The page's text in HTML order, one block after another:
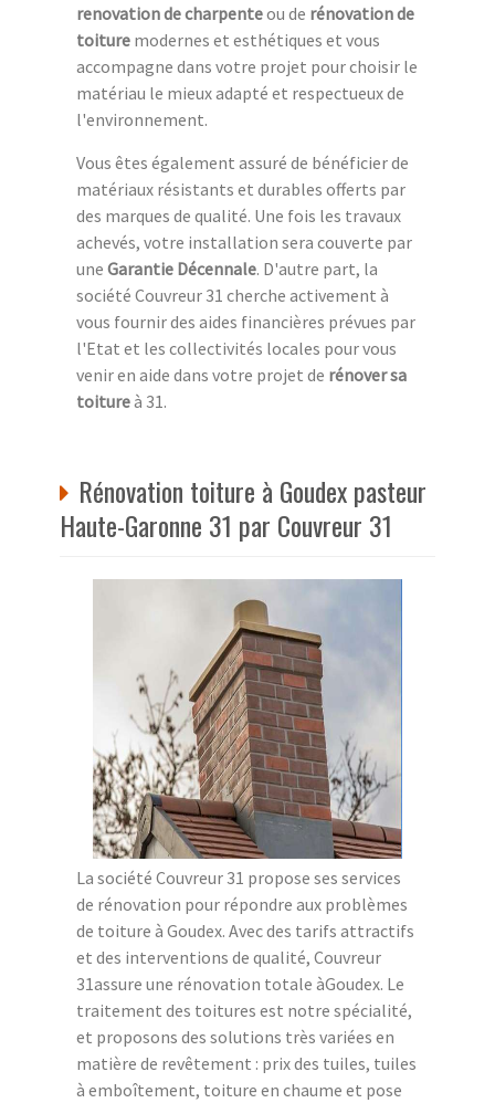
renovation de charpenteou de rénovation de
toiture modernes et esthétiques et vous
accompagne dans votre projet pour choisir le
matériau le mieux adapté et respectueux de
l'environnement.
Vous êtes également assuré de bénéficier de
matériaux résistants et durables offerts par
des marques de qualité. Une fois les travaux
achevés, votre installation sera couverte par
une Garantie Décennale. D'autre part, la
société Couvreur 31 cherche activement à
vous fournir des aides financières prévues par
l'Etat et les collectivités locales pour vous
venir en aide dans votre projet de rénover sa
toitureà 31.
Rénovation toiture à Goudex pasteur
Haute-Garonne 31 par Couvreur 31
La société Couvreur 31 propose ses services
de rénovation pour répondre aux problèmes
de toiture à Goudex. Avec des tarifs attractifs
et des interventions de qualité, Couvreur
31assure une rénovation totale àGoudex. Le
traitement des toitures est notre spécialité,
et proposons des solutions très variées en
matière de revêtement : prix des tuiles, tuiles
à emboîtement, toiture en chaume et pose